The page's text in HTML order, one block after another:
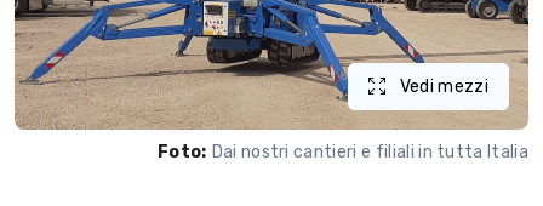
Vedi mezzi
Foto: Dai nostri cantieri e filiali in tutta Italia